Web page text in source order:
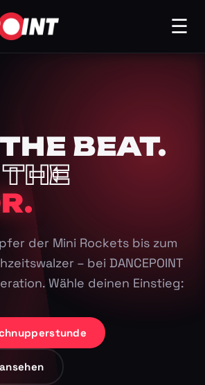
☰
BEAT.
der Mini Rockets bis zum
– bei DANCEPOINT
Wähle deinen Einstieg: